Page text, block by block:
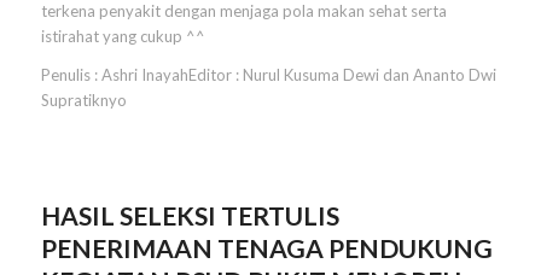
terkena penyakit dengan menjaga pola makan sehat serta
istirahat yang cukup ^^
Penulis : Ashri InayahEditor : Nurul Kusuma Dewi dan Ananto Dwi
Supratiknyo
HASIL SELEKSI TERTULIS
PENERIMAAN TENAGA PENDUKUNG